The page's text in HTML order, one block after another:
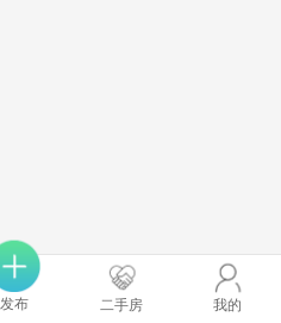
发布 二手房 我的